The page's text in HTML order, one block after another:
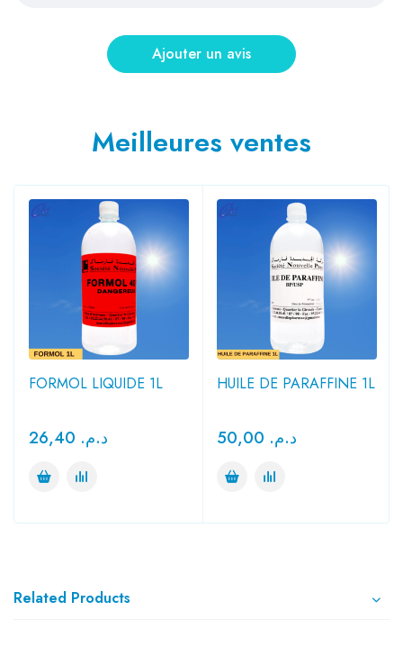
Meilleures ventes
FORMOL LIQUIDE 1L
د.م.
HUILE DE PARAFFINE 1L
د.م.
Related Products